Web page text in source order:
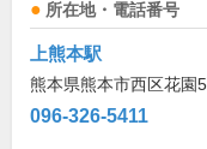
所在地・電話番号
上熊本駅
熊本県熊本市西区花園
096-326-5411